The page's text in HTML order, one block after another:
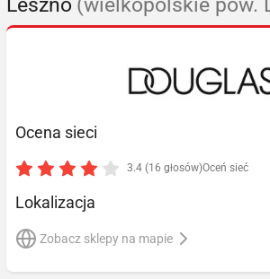
Leszno (wielkopolskie pow.
Ocena sieci
3.4 (16 głosów)Oceń sieć
Lokalizacja
Zobacz sklepy na mapie